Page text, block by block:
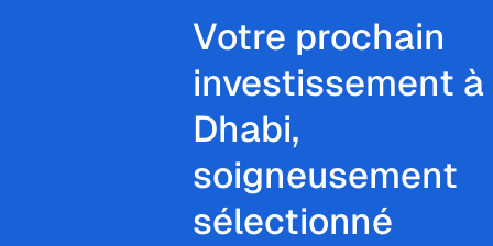
Votre prochain
investissement à
Dhabi,
soigneusement
sélectionné